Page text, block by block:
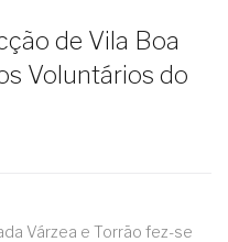
de Vila Boa
Voluntários do
Várzea e Torrão fez-se